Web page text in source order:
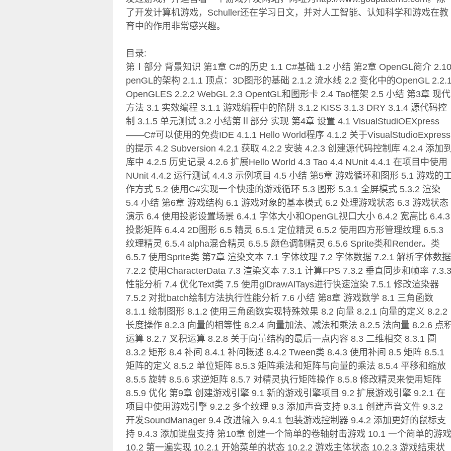
了开发计算机游戏，Schuller还在学习日文，并对人工智能、认知科学和游戏在教
育中的作用非常感兴趣。
目录:
第Ⅰ部分 背景知识 第1章 C#的历史 1.1 C#基础 1.2 小结 第2章 OpenGL简介 2.10
penGL的架构 2.1.1 顶点：3D图形的基础 2.1.2 流水线 2.2 变化中的OpenGL 2.2.1
OpenGLES 2.2.2 WebGL 2.3 OpentGL和图形卡 2.4 Tao框架 2.5 小结 第3章 现代
方法 3.1 实效编程 3.1.1 游戏编程中的陷阱 3.1.2 KISS 3.1.3 DRY 3.1.4 源代码控
制 3.1.5 单元测试 3.2 小结第Ⅱ部分 实现 第4章 设置 4.1 VisualStudiOEXpress
——C#可以使用的免费IDE 4.1.1 Hello World程序 4.1.2 关于VisualStudioExpress
的提示 4.2 Subversion 4.2.1 获取 4.2.2 安装 4.2.3 创建源代码控制库 4.2.4 添加到
库中 4.2.5 历史记录 4.2.6 扩展Hello World 4.3 Tao 4.4 NUnit 4.4.1 在项目中使用
NUnit 4.4.2 运行测试 4.4.3 示例项目 4.5 小结 第5章 游戏循环和图形 5.1 游戏的
作方式 5.2 使用C#实现一个快速的游戏循环 5.3 图形 5.3.1 全屏模式 5.3.2 渲染
5.4 小结 第6章 游戏结构 6.1 游戏对象的基本模式 6.2 处理游戏状态 6.3 游戏状态
演示 6.4 使用投影设置场景 6.4.1 字体大小和OpenGL视口大小 6.4.2 宽高比 6.4.3
投影矩阵 6.4.4 2D图形 6.5 精灵 6.5.1 定位精灵 6.5.2 使用四方形管理纹理 6.5.3
纹理精灵 6.5.4 alpha混合精灵 6.5.5 颜色调制精灵 6.5.6 Sprite类和Render。类
6.5.7 使用Sprite类 第7章 渲染文本 7.1 字体纹理 7.2 字体数据 7.2.1 解析字体数据
7.2.2 使用CharacterData 7.3 渲染文本 7.3.1 计算FPS 7.3.2 垂直同步和帧率 7.3.3
性能分析 7.4 优化Text类 7.5 使用glDrawAlTays进行快速渲染 7.5.1 修改渲染器
7.5.2 对批batch绘制方法执行性能分析 7.6 小结 第8章 游戏数学 8.1 三角函数
8.1.1 绘制图形 8.1.2 使用三角函数实现特殊效果 8.2 向量 8.2.1 向量的定义 8.2.2
长度操作 8.2.3 向量的相等性 8.2.4 向量加法、减法和乘法 8.2.5 法向量 8.2.6 点
运算 8.2.7 叉积运算 8.2.8 关于向量结构的最后一点内容 8.3 二维相交 8.3.1 圆
8.3.2 矩形 8.4 补间 8.4.1 补问概述 8.4.2 Tween类 8.4.3 使用补间 8.5 矩阵 8.5.1
矩阵的定义 8.5.2 单位矩阵 8.5.3 矩阵乘法和矩阵与向量的乘法 8.5.4 平移和缩放
8.5.5 旋转 8.5.6 求逆矩阵 8.5.7 对精灵执行矩阵操作 8.5.8 修改精灵来使用矩阵
8.5.9 优化 第9章 创建游戏引擎 9.1 新的游戏引擎项目 9.2 扩展游戏引擎 9.2.1 在
项目中使用游戏引擎 9.2.2 多个纹理 9.3 添加声音支持 9.3.1 创建声音文件 9.3.2
开发SoundManager 9.4 改进输入 9.4.1 包装游戏控制器 9.4.2 添加更好的鼠标支
持 9.4.3 添加键盘支持 第10章 创建一个简单的卷轴射击游戏 10.1 一个简单的游戏
10.2 第一遍实现 10.2.1 开始菜单的状态 10.2.2 游戏主体状态 10.2.3 游戏结束状